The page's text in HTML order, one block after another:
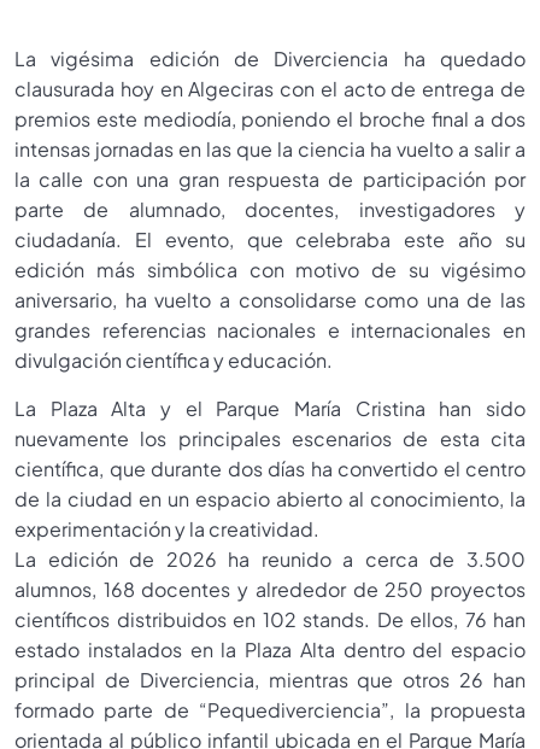
La vigésima edición de Diverciencia ha quedado
clausurada hoy en Algeciras con el acto de entrega de
premios este mediodía, poniendo el broche final a dos
intensas jornadas en las que la ciencia ha vuelto a salir a
la calle con una gran respuesta de participación por
parte de alumnado, docentes, investigadores y
ciudadanía. El evento, que celebraba este año su
edición más simbólica con motivo de su vigésimo
aniversario, ha vuelto a consolidarse como una de las
grandes referencias nacionales e internacionales en
divulgación científica y educación.
La Plaza Alta y el Parque María Cristina han sido
nuevamente los principales escenarios de esta cita
científica, que durante dos días ha convertido el centro
de la ciudad en un espacio abierto al conocimiento, la
experimentación y la creatividad.
La edición de 2026 ha reunido a cerca de 3.500
alumnos, 168 docentes y alrededor de 250 proyectos
científicos distribuidos en 102 stands. De ellos, 76 han
estado instalados en la Plaza Alta dentro del espacio
principal de Diverciencia, mientras que otros 26 han
formado parte de “Pequediverciencia”, la propuesta
orientada al público infantil ubicada en el Parque María